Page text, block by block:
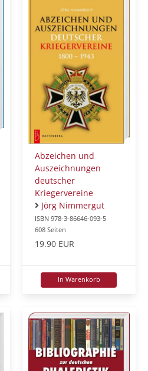
Abzeichen und
Auszeichnungen
deutscher
Kriegervereine
Jörg Nimmergut
ISBN 978-3-86646-093-5
608 Seiten
19.90 EUR
In Warenkorb